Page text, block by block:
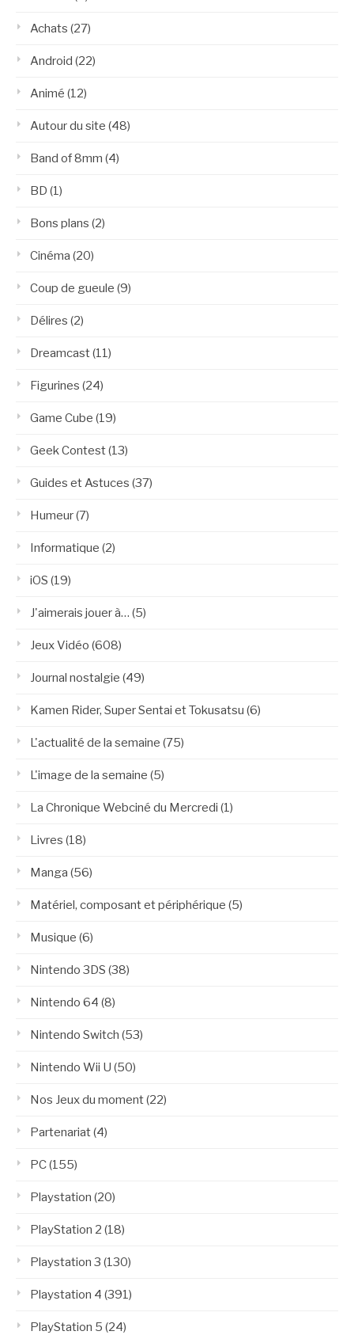
Achats (27)
Android (22)
Animé (12)
Autour du site (48)
Band of 8mm (4)
BD (1)
Bons plans (2)
Cinéma (20)
Coup de gueule (9)
Délires (2)
Dreamcast(11)
Figurines (24)
Game Cube (19)
Geek Contest(13)
Guides et Astuces (37)
Humeur(7)
Informatique (2)
iOS (19)
J'aimerais jouer à… (5)
Jeux Vidéo (608)
Journal nostalgie (49)
Kamen Rider, Super Sentai et Tokusatsu (6)
L'actualité de la semaine (75)
L'image de la semaine (5)
La Chronique Webciné du Mercredi (1)
Livres (18)
Manga (56)
Matériel, composant et périphérique (5)
Musique (6)
Nintendo 3DS (38)
Nintendo 64 (8)
Nintendo Switch (53)
Nintendo Wii U (50)
Nos Jeux du moment(22)
Partenariat(4)
PC(155)
Playstation (20)
PlayStation 2 (18)
Playstation 3 (130)
Playstation 4 (391)
PlayStation 5 (24)